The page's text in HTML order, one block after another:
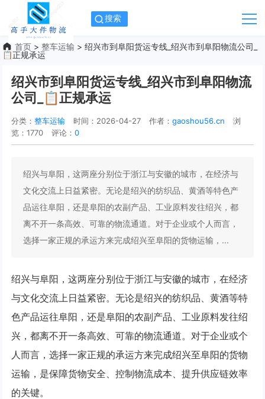
搜索
首页 >整车运输 > 绍兴市到阜阳货运专线_绍兴市到阜阳物流公司_
📋正规承运
绍兴市到阜阳货运专线_绍兴市到阜阳物流
公司_📋正规承运
分类：整车运输 时间：2026-04-27 作者：gaoshou56.cn
浏
览：1770
评论：0
绍兴与阜阳，这两座分别位于浙江与安徽的城市，在经济与
文化交流上日益紧密。无论是绍兴的纺织品、黄酒等特色产
品运往阜阳，还是阜阳的农副产品、工业原料发往绍兴，都
离不开一条高效、可靠的物流通道。对于企业或个人而言，
选择一家正规的承运方来完成绍兴至阜阳的货物运输，...
绍兴与阜阳，这两座分别位于浙江与安徽的城市，在经济
与文化交流上日益紧密。无论是绍兴的纺织品、黄酒等特
色产品运往阜阳，还是阜阳的农副产品、工业原料发往绍
兴，都离不开一条高效、可靠的物流通道。对于企业或个
人而言，选择一家正规的承运方来完成绍兴至阜阳的货物
运输，是保障货物安全、控制物流成本、提升供应链效率
的关键。